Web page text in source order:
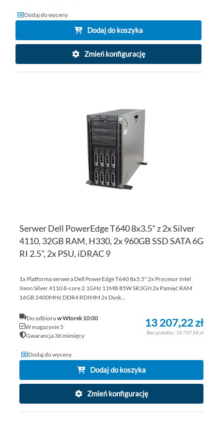
Dodaj do wyceny
Dodaj do koszyka
Zmień konfigurację
Serwer Dell PowerEdge T640 8x3.5" z 2x Silver
4110, 32GB RAM, H330, 2x 960GB SSD SATA 6G
RI 2.5", 2x PSU, iDRAC 9
1x Platforma serwera Dell PowerEdge T640 8x3.5" 2x Procesor Intel
Xeon Silver 4110 8-core 2.1GHz 11MB 85W SR3GH 2x Pamięć RAM
16GB 2400MHz DDR4 RDIMM 2x Dysk...
Do odbioruw Wtorek 10:00
W magazynie 5
Gwarancja 36 miesięcy
13 207,22 zł
10 737,58 zł
Dodaj do wyceny
Dodaj do koszyka
Zmień konfigurację